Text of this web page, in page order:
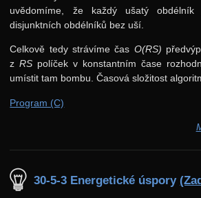
uvědomíme, že každý ušatý
disjunktních obdélníků bez uší.
Celkově tedy strávíme čas O(RS)
zRS políček v konstantním čase
umístit tam bombu. Časová složitost
Program (C)
30-5-3 Energetické úspory